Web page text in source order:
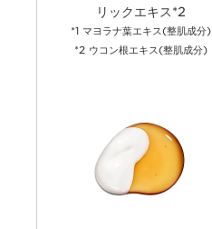
リックエキス*2
*1 マヨラナ葉エキス(整肌成分)
*2 ウコン根エキス(整肌成分)